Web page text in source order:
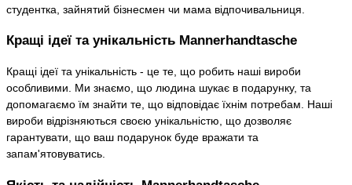
студентка, зайнятий бізнесмен чи мама відпочивальниця.
Кращі ідеї та унікальність Mannerhandtasche
Кращі ідеї та унікальність - це те, що робить наші вироби
особливими. Ми знаємо, що людина шукає в подарунку, та
допомагаємо їм знайти те, що відповідає їхнім потребам. Наші
вироби відрізняються своєю унікальністю, що дозволяє
гарантувати, що ваш подарунок буде вражати та
запам'ятовуватись.